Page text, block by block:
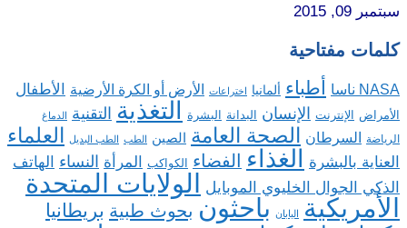
سبتمبر 09, 2015
كلمات مفتاحية
NASA ناسا أطباء ألمانيا اختراعات الأرض أو الكرة الأرضية الأطفال
الأمراض الإنترنت الإنسان البدانة البشرة التغذية التقنية الدماغ
الرياضة السرطان الصحة العامة الصين الطب الطب البديل العلماء
العناية بالبشرة الغذاء الفضاء الكواكب المرأة النساء
الهاتف
الذكي الجوال الخليوي الموبايل
الولايات المتحدة
الأمريكية
اليابان باحثون بحوث طبية بريطانيا